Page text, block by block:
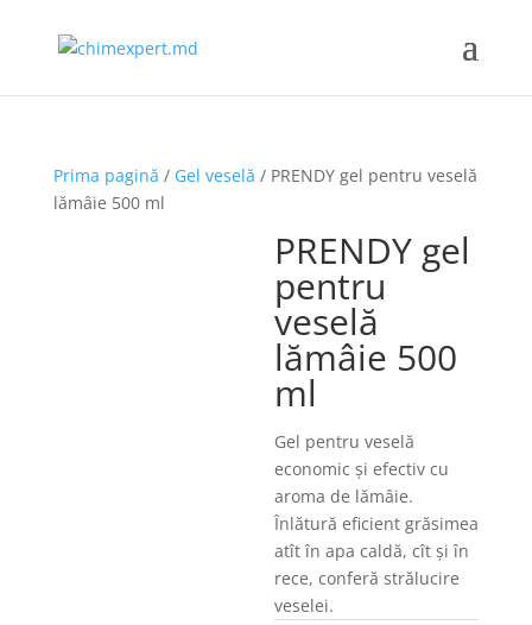
Prima pagină / Gel veselă / PRENDY gel pentru veselă
lămâie 500 ml
PRENDY gel
pentru
veselă
lămâie 500
ml
Gel pentru veselă
economic şi efectiv cu
aroma de lămâie.
Înlătură eficient grăsimea
atît în apa caldă, cît şi în
rece, conferă strălucire
veselei.